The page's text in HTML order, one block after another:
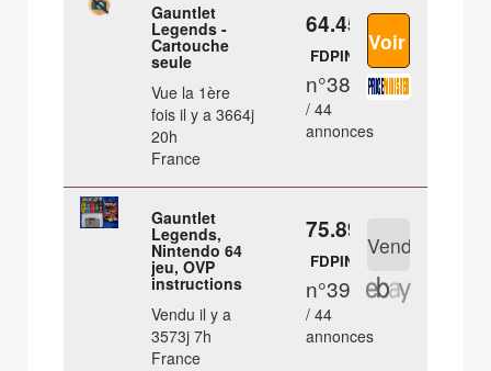
Gauntlet
Legends -
Cartouche
seule
Vue la 1ère
fois il y a 3664j
20h
France
64.45 €
FDPIN
n°38
/ 44
annonces
Gauntlet
Legends,
Nintendo 64
jeu, OVP
instructions
Vendu il y a
3573j 7h
France
75.89 €
FDPIN
n°39
/ 44
annonces